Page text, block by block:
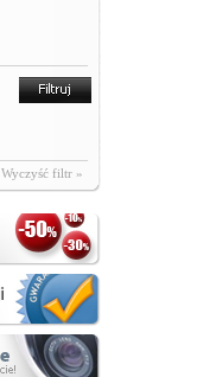
Wyczyść filtr »